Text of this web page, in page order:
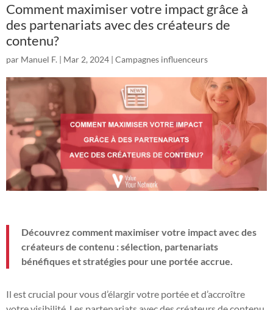
Comment maximiser votre impact grâce à
des partenariats avec des créateurs de
contenu?
par Manuel F. | Mar 2, 2024 | Campagnes influenceurs
Découvrez comment maximiser votre impact avec des
créateurs de contenu : sélection, partenariats
bénéfiques et stratégies pour une portée accrue.
Il est crucial pour vous d’élargir votre portée et d’accroître